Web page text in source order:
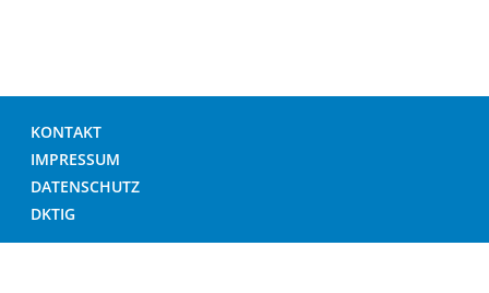
KONTAKT
IMPRESSUM
DATENSCHUTZ
DKTIG